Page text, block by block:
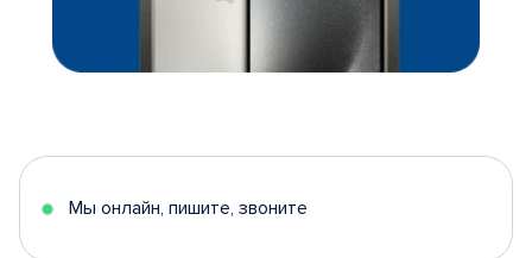
Мы онлайн, пишите, звоните